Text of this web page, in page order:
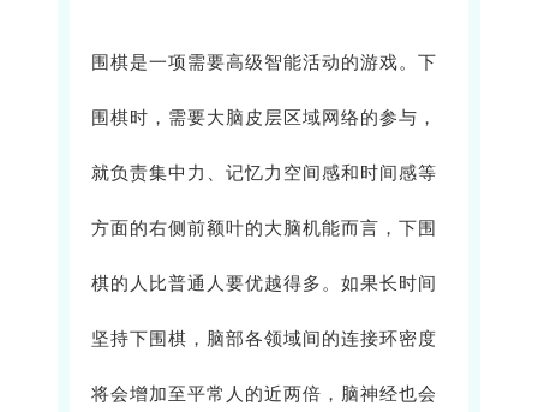
围棋是一项需要高级智能活动的游戏。下
围棋时，需要大脑皮层区域网络的参与，
就负责集中力、记忆力空间感和时间感等
方面的右侧前额叶的大脑机能而言，下围
棋的人比普通人要优越得多。如果长时间
坚持下围棋，脑部各领域间的连接环密度
将会增加至平常人的近两倍，脑神经也会